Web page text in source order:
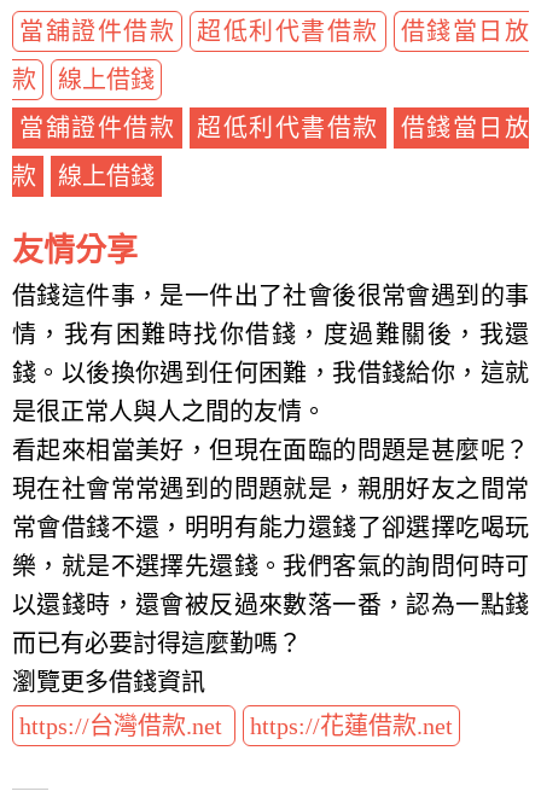
當舖證件借款 超低利代書借款
借錢當日放
款
線上借錢
當舖證件借款
超低利代書借款
借錢當日放
款
線上借錢
友情分享
借錢這件事，是一件出了社會後很常會遇到的事
情，我有困難時找你借錢，度過難關後，我還
錢。以後換你遇到任何困難，我借錢給你，這就
是很正常人與人之間的友情。
看起來相當美好，但現在面臨的問題是甚麼呢？
現在社會常常遇到的問題就是，親朋好友之間常
常會借錢不還，明明有能力還錢了卻選擇吃喝玩
樂，就是不選擇先還錢。我們客氣的詢問何時可
以還錢時，還會被反過來數落一番，認為一點錢
而已有必要討得這麼勤嗎？
瀏覽更多借錢資訊
https://台灣借款.net
https://花蓮借款.net